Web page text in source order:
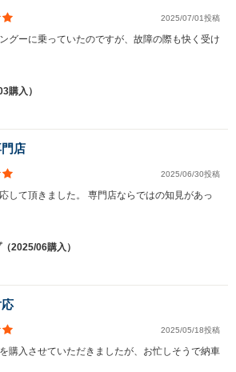
2025/07/01投稿
グーに乗っていたのですが、故障の際も快く受け
購入）
店
2025/06/30投稿
して頂きました。 専門店ならではの知見があっ
2025/06購入）
2025/05/18投稿
購入させていただきましたが、お忙しそうで納車